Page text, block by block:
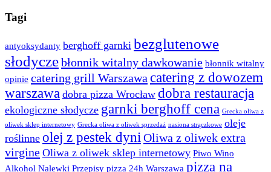
Tagi
antyoksydanty berghoff garnki bezglutenowe
słodyczebłonnik witalny dawkowanie błonnik witalny
opinie catering grill Warszawacatering z dowozem
warszawa dobra pizza Wrocław dobra restauracja
ekologiczne słodycze garnki berghoff cena Grecka oliwa z
oliwek sklep internetowy Grecka oliwa z oliwek sprzedaż nasiona strączkowe oleje
roślinne olej z pestek dyniOliwa z oliwek extra
virgine Oliwa z oliwek sklep internetowy Piwo Wino
Alkohol Nalewki Przepisy pizza 24h Warszawa pizza na